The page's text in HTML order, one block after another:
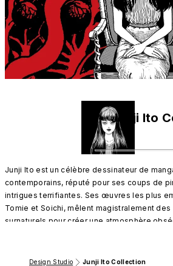
Junji Ito
Junji Ito est un célèbre dessinateur de
contemporains, réputé pour ses coups de
intrigues terrifiantes. Ses œuvres les plus
Tomie et Soichi, mêlent magistralement
surnaturels pour créer une atmosphère
de la bande dessinée d'horreur.
Design Studio Junji Ito Collection